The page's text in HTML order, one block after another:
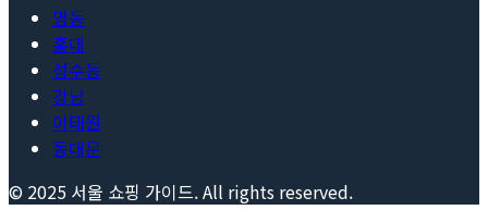
명동
홍대
성수동
강남
이태원
동대문
© 2025 서울 쇼핑 가이드. All rights reserved.